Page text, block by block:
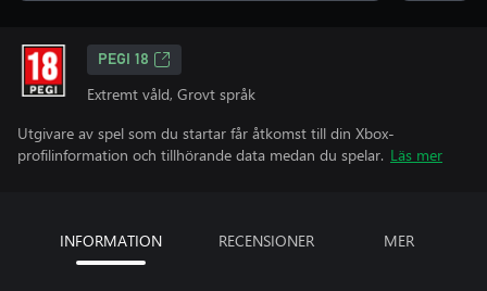
PEGI 18
Extremt våld, Grovt språk
Utgivare av spel som du startar får åtkomst till din Xbox-
profilinformation och tillhörande data medan du spelar. Läs mer
INFORMATION RECENSIONER MER